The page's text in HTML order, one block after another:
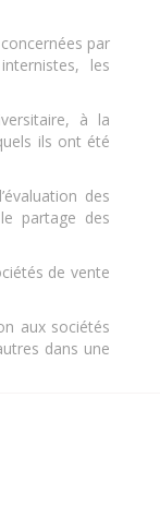
par
les
à la
ils ont été
des
partage des
de vente
aux sociétés
dans une